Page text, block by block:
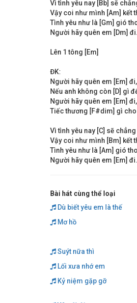
Vì tình yêu nay [Bb] sẽ
Vậy coi như mình [Am] kết
Tình yêu như là [Gm] gió
Người hãy quên em [Dm] đi.
Lên 1 tông [Em]
ĐK:
Người hãy quên em [Em]
Nếu anh không còn [D] gì
Người hãy quên em [Em]
Tiếc thương [F#dim] gì
Vì tình yêu nay [C] sẽ chẳng
Vậy coi như mình [Bm] kết
Tình yêu như là [Am] gió
Người hãy quên em [Em] đi.
Bài hát cùng thể loại
Dù biết yêu em là thế
Mơ hồ
Suýt nữa thì
Lối xưa nhớ em
Kỷ niệm gặp gỡ